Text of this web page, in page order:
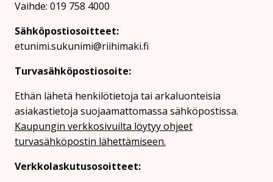
Vaihde: 019 758 4000
Sähköpostiosoitteet:
etunimi.sukunimi@riihimaki.fi
Turvasähköpostiosoite:
Ethän lähetä henkilötietoja tai arkaluonteisia
asiakastietoja suojaamattomassa sähköpostissa.
Kaupungin verkkosivuilta löytyy ohjeet
turvasähköpostin lähettämiseen.
Verkkolaskutusosoitteet: